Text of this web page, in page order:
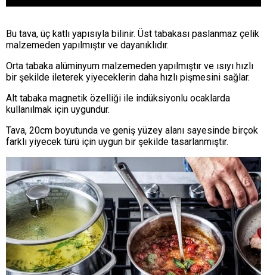
Bu tava, üç katlı yapısıyla bilinir. Üst tabakası paslanmaz çelik
malzemeden yapılmıştır ve dayanıklıdır.
Orta tabaka alüminyum malzemeden yapılmıştır ve ısıyı hızlı
bir şekilde ileterek yiyeceklerin daha hızlı pişmesini sağlar.
Alt tabaka magnetik özelliği ile indüksiyonlu ocaklarda
kullanılmak için uygundur.
Tava, 20cm boyutunda ve geniş yüzey alanı sayesinde birçok
farklı yiyecek türü için uygun bir şekilde tasarlanmıştır.